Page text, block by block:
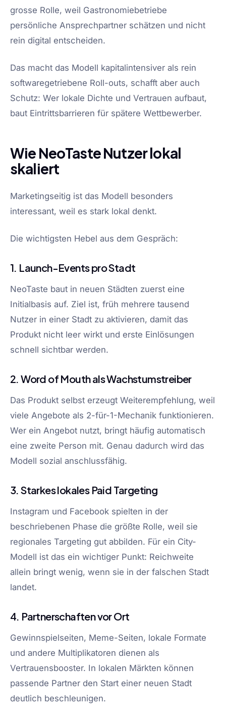
grosse Rolle, weil Gastronomiebetriebe
persönliche Ansprechpartner schätzen und nicht
rein digital entscheiden.
Das macht das Modell kapitalintensiver als rein
softwaregetriebene Roll-outs, schafft aber auch
Schutz: Wer lokale Dichte und Vertrauen aufbaut,
baut Eintrittsbarrieren für spätere Wettbewerber.
Wie NeoTaste Nutzer lokal
skaliert
Marketingseitig ist das Modell besonders
interessant, weil es stark lokal denkt.
Die wichtigsten Hebel aus dem Gespräch:
1. Launch-Events pro Stadt
NeoTaste baut in neuen Städten zuerst eine
Initialbasis auf. Ziel ist, früh mehrere tausend
Nutzer in einer Stadt zu aktivieren, damit das
Produkt nicht leer wirkt und erste Einlösungen
schnell sichtbar werden.
2. Word of Mouth als Wachstumstreiber
Das Produkt selbst erzeugt Weiterempfehlung, weil
viele Angebote als 2-für-1-Mechanik funktionieren.
Wer ein Angebot nutzt, bringt häufig automatisch
eine zweite Person mit. Genau dadurch wird das
Modell sozial anschlussfähig.
3. Starkes lokales Paid Targeting
Instagram und Facebook spielten in der
beschriebenen Phase die größte Rolle, weil sie
regionales Targeting gut abbilden. Für ein City-
Modell ist das ein wichtiger Punkt: Reichweite
allein bringt wenig, wenn sie in der falschen Stadt
landet.
4. Partnerschaften vor Ort
Gewinnspielseiten, Meme-Seiten, lokale Formate
und andere Multiplikatoren dienen als
Vertrauensbooster. In lokalen Märkten können
passende Partner den Start einer neuen Stadt
deutlich beschleunigen.